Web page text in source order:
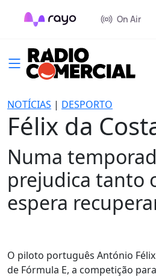
On Air
NOTÍCIAS | DESPORTO
Félix da
Numa
prejudica tanto
espera
O piloto português António
de Fórmula E, a competição